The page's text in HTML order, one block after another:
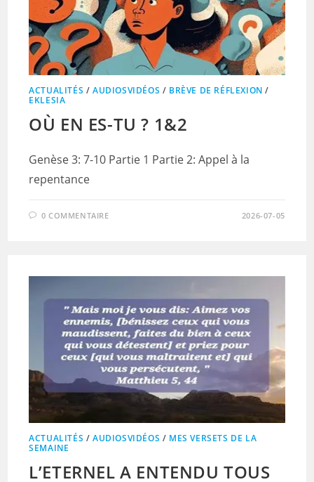
ACTUALITÉS /AUDIOSVIDÉOS / BRÈVE DE RÉFLEXION /
EKLESIA
OÙ EN ES-TU ? 1&2
Genèse 3: 7-10 Partie 1 Partie 2: Appel à la
repentance
0 COMMENTAIRE 2026-07-05
ACTUALITÉS /AUDIOSVIDÉOS / MES VERSETS DE LA
SEMAINE
L’ETERNEL A ENTENDU TOUS